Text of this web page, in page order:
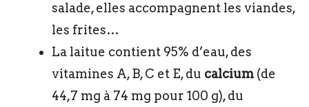
salade, elles accompagnent les viandes,
les frites…
La laitue contient 95% d’eau, des
vitamines A, B, C et E, du calcium (de
44,7 mg à 74 mg pour 100 g), du